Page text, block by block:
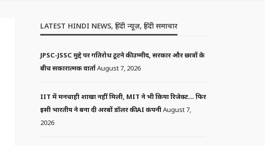
LATEST HINDI NEWS, हिंदी न्यूज़, हिंदी समाचार
JPSC-JSSC मुद्दे पर गतिरोध टूटने की उम्मीद, सरकार और छात्रों के
बीच सकारात्मक वार्ताAugust 7, 2026
IIT में मनचाही शाखा नहीं मिली, MIT ने भी किया रिजेक्ट… फिर
इसी भारतीय ने बना दी अरबों डॉलर की AI कंपनीAugust 7,
2026